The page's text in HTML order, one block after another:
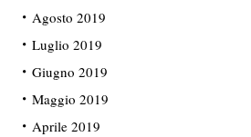
Agosto 2019
Luglio 2019
Giugno 2019
Maggio 2019
Aprile 2019